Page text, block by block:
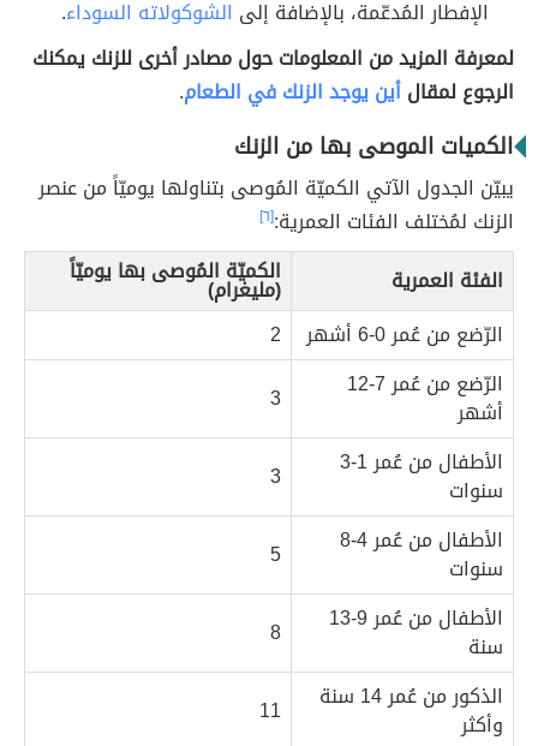
الإفطار المُدعّمة، بالإضافة إلى الشوكولاته السوداء.
لمعرفة المزيد من المعلومات حول مصادر أخرى للزنك يمكنك
الرجوع لمقالأين يوجد الزنك في الطعام.
الكميات الموصى بها من الزنك
يبيّن الجدول الآتي الكميّة المُوصى بتناولها يوميّاً من عنصر
الزنك لمُختلف الفئات العمرية:[٦]
الفئة العمرية الكميّة المُوصى بها يوميّاً
(مليغرام)
الرّضع من عُمر 0-6 أشهر
2
الرّضع من عُمر 7-12
أشهر
3
الأطفال من عُمر 1-3
سنوات
3
الأطفال من عُمر 4-8
سنوات
5
الأطفال من عُمر 9-13
سنة
8
الذكور من عُمر 14 سنة
وأكثر
11